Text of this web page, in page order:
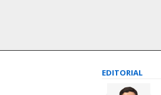
EDITORIAL